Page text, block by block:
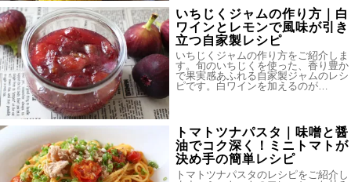
いちじくジャムの作り方｜白
ワインとレモンで風味が引き
立つ自家製レシピ
いちじくジャムの作り方をご紹介しま
す。旬のいちじくを使った、香り豊か
で果実感あふれる自家製ジャムのレシ
ピです。白ワインを加えるのが…
トマトツナパスタ｜味噌と醤
油でコク深く！ミニトマトが
決め手の簡単レシピ
トマトツナパスタのレシピをご紹介し